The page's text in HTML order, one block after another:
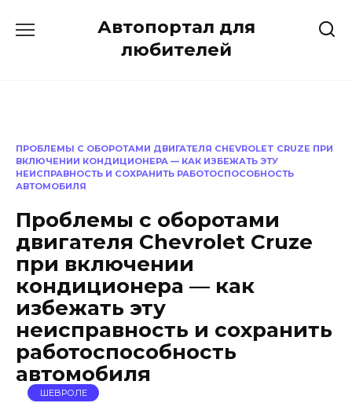
Автопортал для
любителей
ПРОБЛЕМЫ С ОБОРОТАМИ ДВИГАТЕЛЯ CHEVROLET CRUZE ПРИ
ВКЛЮЧЕНИИ КОНДИЦИОНЕРА — КАК ИЗБЕЖАТЬ ЭТУ
НЕИСПРАВНОСТЬ И СОХРАНИТЬ РАБОТОСПОСОБНОСТЬ
АВТОМОБИЛЯ
Проблемы с оборотами
двигателя Chevrolet Cruze
при включении
кондиционера — как
избежать эту
неисправность и сохранить
работоспособность
автомобиля
ШЕВРОЛЕ